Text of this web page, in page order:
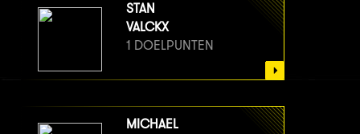
STAN
VALCKX
1 DOELPUNTEN
MICHAEL